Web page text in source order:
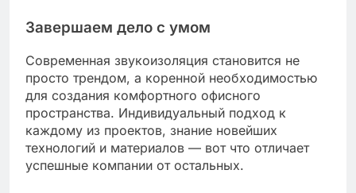
Завершаем дело с умом
Современная звукоизоляция становится не
просто трендом, а коренной необходимостью
для создания комфортного офисного
пространства. Индивидуальный подход к
каждому из проектов, знание новейших
технологий и материалов — вот что отличает
успешные компании от остальных.